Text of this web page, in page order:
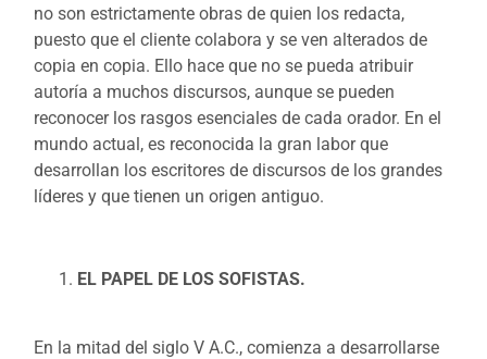
no son estrictamente obras de quien los redacta,
puesto que el cliente colabora y se ven alterados de
copia en copia. Ello hace que no se pueda atribuir
autoría a muchos discursos, aunque se pueden
reconocer los rasgos esenciales de cada orador. En el
mundo actual, es reconocida la gran labor que
desarrollan los escritores de discursos de los grandes
líderes y que tienen un origen antiguo.
EL PAPEL DE LOS SOFISTAS.
En la mitad del siglo V A.C., comienza a desarrollarse